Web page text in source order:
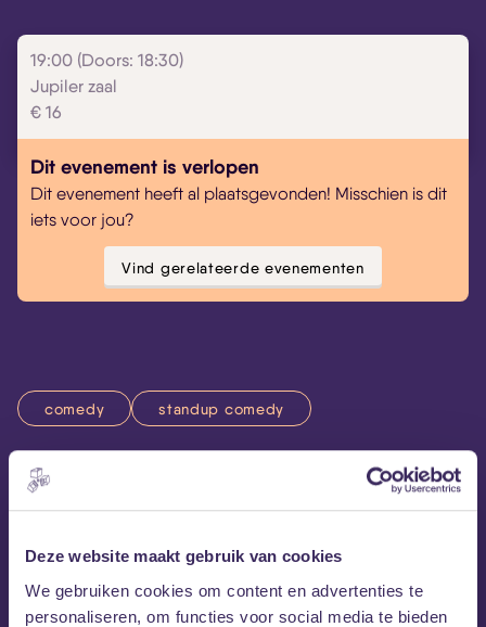
Deze website maakt gebruik van cookies
We gebruiken cookies om content en advertenties te
personaliseren, om functies voor social media te bieden
19:00 (Doors: 18:30)
Jupiler zaal
€ 16
Dit evenement is verlopen
Dit evenement heeft al plaatsgevonden! Misschien is dit
iets voor jou?
Vind gerelateerde evenementen
comedy standup comedy
Wegens groot succes keert Chassé Comedy Club dit jaar
een avond fantastische stand-up comedy, gebracht door
bekende comedians en jonge talenten. Een avond uit in
Breda die je niet mag missen!